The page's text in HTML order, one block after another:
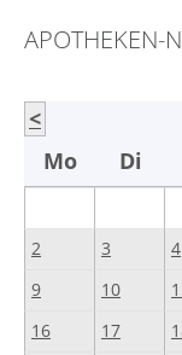
APOTHEKEN-
<
Mo
Di
2
3 4
9
10
16
17